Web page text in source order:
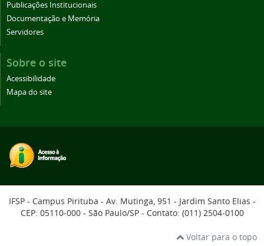
Publicações Institucionais
Documentação e Memória
Servidores
Sobre o site
Acessibilidade
Mapa do site
IFSP - Campus Pirituba - Av. Mutinga, 951 - Jardim Santo Elias -
CEP: 05110-000 - São Paulo/SP - Contato: (011) 2504-0100
Voltar para o topo